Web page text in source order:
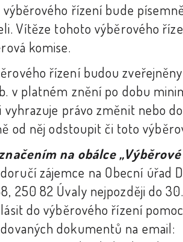
řízení bude
Vítěze tohoto výběrového
komise.
řízení budou
v platném znění po dobu
vyhrazuje právo změnit nebo
od něj odstoupit či toto
na obálce
zájemce na Obecní úřad
250 82 Úvaly nejpozději do
do výběrového řízení
dokumentů na email: